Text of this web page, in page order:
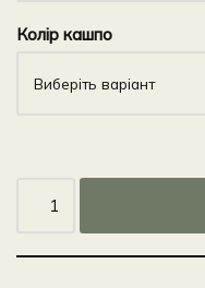
Колір кашпо